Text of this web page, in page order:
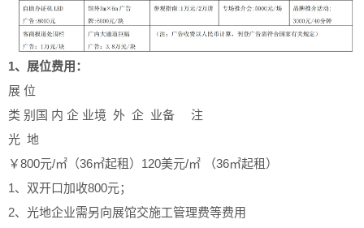
1、展位费用：
展 位
类 别 国 内 企 业境 外 企 业备 注
光 地
￥800元/㎡（36㎡起租） 120美元/㎡ （36㎡起租）
1、双开口加收800元；
2、光地企业需另向展馆交施工管理费等费用